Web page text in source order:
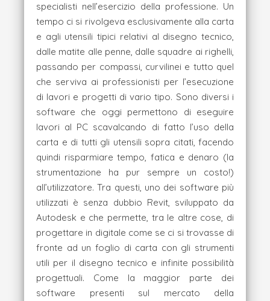
specialisti nell’esercizio della professione. Un
tempo ci si rivolgeva esclusivamente alla carta
e agli utensili tipici relativi al disegno tecnico,
dalle matite alle penne, dalle squadre ai righelli,
passando per compassi, curvilinei e tutto quel
che serviva ai professionisti per l’esecuzione
di lavori e progetti di vario tipo. Sono diversi i
software che oggi permettono di eseguire
lavori al PC scavalcando di fatto l’uso della
carta e di tutti gli utensili sopra citati, facendo
quindi risparmiare tempo, fatica e denaro (la
strumentazione ha pur sempre un costo!)
all’utilizzatore. Tra questi, uno dei software più
utilizzati è senza dubbio Revit, sviluppato da
Autodesk e che permette, tra le altre cose, di
progettare in digitale come se ci si trovasse di
fronte ad un foglio di carta con gli strumenti
utili per il disegno tecnico e infinite possibilità
progettuali. Come la maggior parte dei
software presenti sul mercato della